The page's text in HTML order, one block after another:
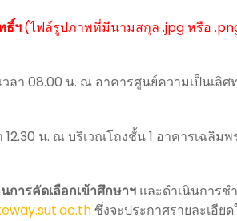
ธิ์ฯ(ไฟล์รูปภาพที่มีนามสกุล .jpg หรือ
วลา 08.00 น. ณ อาคารศูนย์ความเป็นเลิ
12.30 น. ณ บริเวณโถงชั้น 1 อาคารเฉลิ
การคัดเลือกเข้าศึกษาฯ และดำเนินการ
ซึ่งจะประกาศรายละเอีย